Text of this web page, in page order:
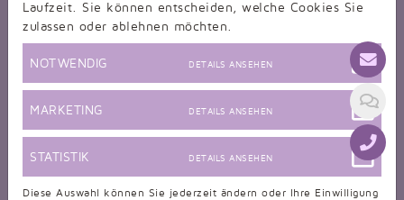
Schmuckset TW0004SS
Laufzeit. Sie können entscheiden, welche Cookies Sie
zulassen oder ablehnen möchten.
NOTWENDIG DETAILS ANSEHEN
MARKETING DETAILS ANSEHEN
STATISTIK DETAILS ANSEHEN
Diese Auswahl können Sie jederzeit ändern oder Ihre Einwilligung